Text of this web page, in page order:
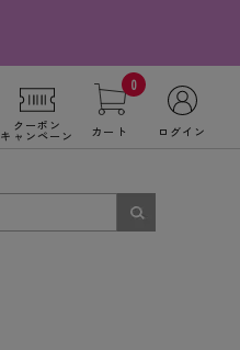
クーポン
キャンペーン
0
カート ログイン